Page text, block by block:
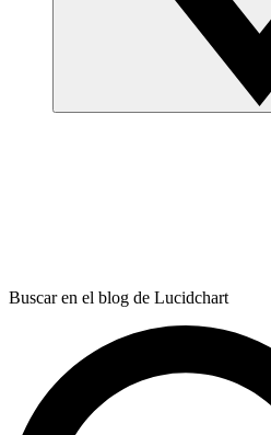
Buscar en el blog de Lucidchart